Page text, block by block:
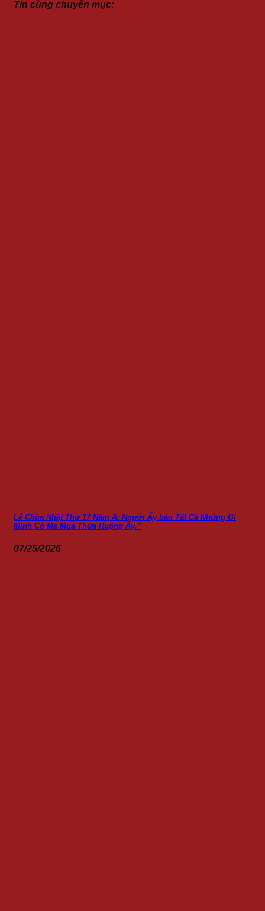
Tin cùng chuyên mục:
Lễ Chúa Nhật Thứ 17 Năm A: Người Ấy bán Tất Cả Những Gì
Mình Có Mà Mua Thửa Ruộng Ấy.”
07/25/2026